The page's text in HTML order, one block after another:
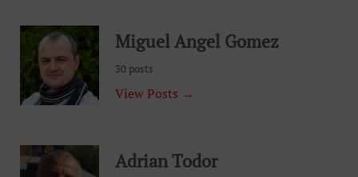
Miguel Angel Gomez
30 posts
View Posts →
Adrian Todor